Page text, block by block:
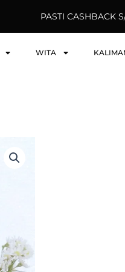
PASTI CASHBACK
WITA